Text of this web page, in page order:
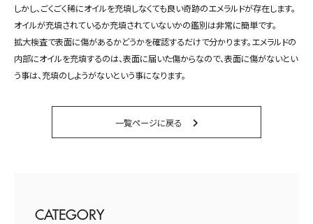
しかし、ごくごく稀にオイルを充填しなくても良い奇跡のエメラルドが存在します。
オイルが充填されているか充填されていないかの鑑別は非常に簡単です。
拡大検査で表面に傷があるかどうかを確認するだけで分かります。エメラルドの
内部にオイルを充填するのは、表面に届いた傷からなので、表面に傷がないとい
う事は、充填のしようがないという事になります。
一覧ページに戻る
CATEGORY